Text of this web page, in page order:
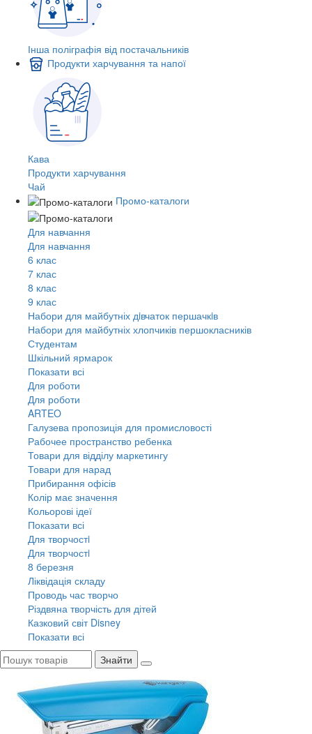
Інша поліграфія від постачальників
Продукти харчування та напої
Кава
Продукти харчування
Чай
Промо-каталоги
Для навчання
Для навчання
6 клас
7 клас
8 клас
9 клас
Набори для майбутніх дiвчаток першачкiв
Набори для майбутніх хлопчиків першокласників
Студентам
Шкільний ярмарок
Показати всі
Для роботи
Для роботи
ARTEO
Галузева пропозиція для промисловості
Рабочее пространство ребенка
Товари для відділу маркетингу
Товари для нарад
Прибирання офісів
Колір має значення
Кольорові ідеї
Показати всі
Для творчостi
Для творчостi
8 березня
Ліквідація складу
Проводь час творчо
Різдвяна творчість для дітей
Казковий світ Disney
Показати всі
Знайти